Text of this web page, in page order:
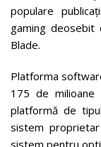
populare
gaming
Blade.
Platforma
175 de milioane
platformă de
sistem
sistem pentru